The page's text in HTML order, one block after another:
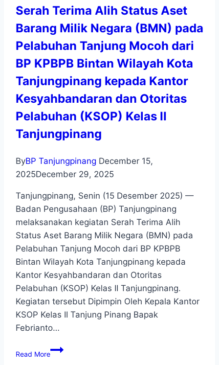
Serah Terima Alih Status Aset
Barang Milik Negara (BMN) pada
Pelabuhan Tanjung Mocoh dari
BP KPBPB Bintan Wilayah Kota
Tanjungpinang kepada Kantor
Kesyahbandaran dan Otoritas
Pelabuhan (KSOP) Kelas II
Tanjungpinang
ByBP Tanjungpinang December 15,
2025December 29, 2025
Tanjungpinang, Senin (15 Desember 2025) —
Badan Pengusahaan (BP) Tanjungpinang
melaksanakan kegiatan Serah Terima Alih
Status Aset Barang Milik Negara (BMN) pada
Pelabuhan Tanjung Mocoh dari BP KPBPB
Bintan Wilayah Kota Tanjungpinang kepada
Kantor Kesyahbandaran dan Otoritas
Pelabuhan (KSOP) Kelas II Tanjungpinang.
Kegiatan tersebut Dipimpin Oleh Kepala Kantor
KSOP Kelas II Tanjung Pinang Bapak
Febrianto…
Read More